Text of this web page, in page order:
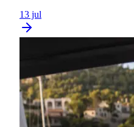
13 jul